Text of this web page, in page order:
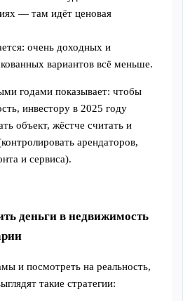
— там идёт ценовая
очень доходных и
вариантов всё меньше.
годами показывает: чтобы
инвестору в 2025 году
объект, жёстче считать и
арендаторов,
и сервиса).
деньги в недвижимость
и посмотреть на реальность,
такие стратегии: